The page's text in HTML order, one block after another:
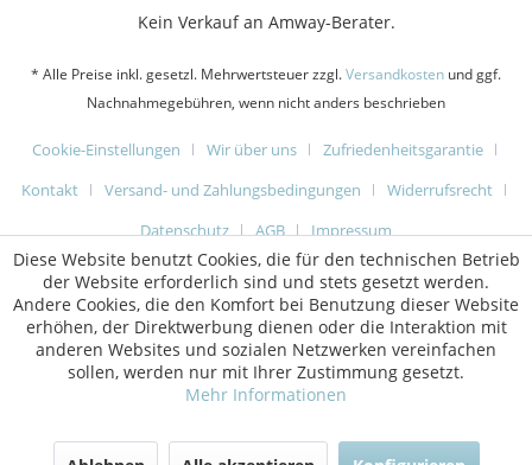
Kein Verkauf an Amway-Berater.
* Alle Preise inkl. gesetzl. Mehrwertsteuer zzgl.Versandkosten und ggf.
Nachnahmegebühren, wenn nicht anders beschrieben
Cookie-Einstellungen Wir über uns
Zufriedenheitsgarantie
Kontakt
Versand- und Zahlungsbedingungen
Widerrufsrecht
Datenschutz
AGB Impressum
Diese Website benutzt Cookies, die für den technischen Betrieb
der Website erforderlich sind und stets gesetzt werden.
Andere Cookies, die den Komfort bei Benutzung dieser Website
erhöhen, der Direktwerbung dienen oder die Interaktion mit
anderen Websites und sozialen Netzwerken vereinfachen
sollen, werden nur mit Ihrer Zustimmung gesetzt.
Mehr Informationen